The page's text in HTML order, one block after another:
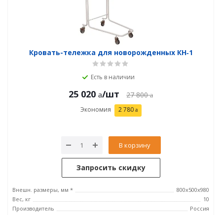
Кровать-тележка для новорожденных КН‑1
Есть в наличии
25 020 /шт 27 800
Экономия 2 780
В корзину
Запросить скидку
Внешн. размеры, мм *
800х500х980
Вес, кг
10
Производитель
Россия